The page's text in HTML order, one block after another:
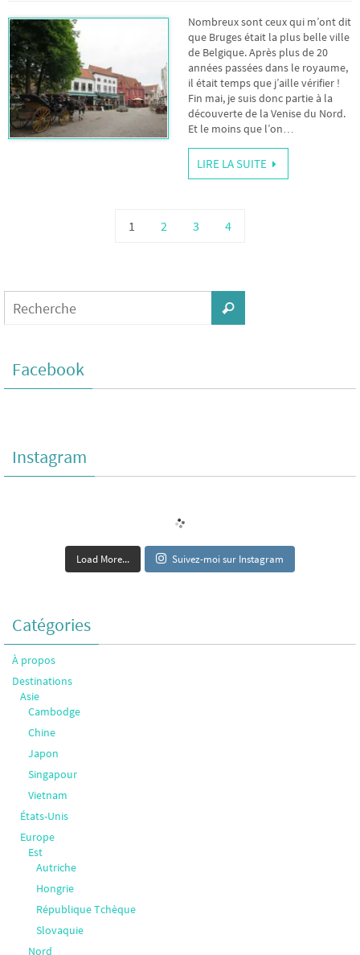
Nombreux sont ceux qui m’ont dit
que Bruges était la plus belle ville
de Belgique. Après plus de 20
années passées dans le royaume,
il était temps que j’aille vérifier !
Fin mai, je suis donc partie à la
découverte de la Venise du Nord.
Et le moins que l’on…
LIRE LA SUITE
1 2 3 4
Facebook
Instagram
Load More... Suivez-moi sur Instagram
Catégories
À propos
Destinations
Asie
Cambodge
Chine
Japon
Singapour
Vietnam
États-Unis
Europe
Est
Autriche
Hongrie
République Tchèque
Slovaquie
Nord